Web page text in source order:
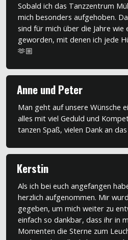
Sobald ich das Tanzzentrum
mich besonders aufgehoben.
sind für mich über die Jahre wie
geworden, mit denen ich jede
🫶🏼
Anne und Peter
Man geht auf unsere Wünsche
alles mit viel Geduld und
tanzen Spaß, vielen Dank an
Kerstin
Als ich bei euch angefangen
herzlich aufgenommen. Mir
gegeben, um mich weiter zu
einfach so dankbar, dass ihr in
Momenten die Sterne zum